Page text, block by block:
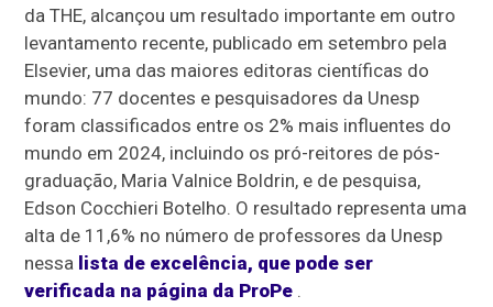
da THE, alcançou um resultado importante em outro
levantamento recente, publicado em setembro pela
Elsevier, uma das maiores editoras científicas do
mundo: 77 docentes e pesquisadores da Unesp
foram classificados entre os 2% mais influentes do
mundo em 2024, incluindo os pró-reitores de pós-
graduação, Maria Valnice Boldrin, e de pesquisa,
Edson Cocchieri Botelho. O resultado representa uma
alta de 11,6% no número de professores da Unesp
nessa lista de excelência, que pode ser
verificada na página da ProPe .